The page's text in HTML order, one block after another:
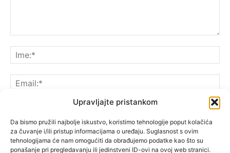
Upravljajte pristankom
Da bismo pružili najbolje iskustvo, koristimo tehnologije poput kolačića
za čuvanje i/ili pristup informacijama o uređaju. Suglasnost s ovim
tehnologijama će nam omogućiti da obrađujemo podatke kao što su
ponašanje pri pregledavanju ili jedinstveni ID-ovi na ovoj web stranici.
Spremite moje ime, e-poštu i web-lokaciju u ovom
pregledniku sljedeći put kada komentarirate.